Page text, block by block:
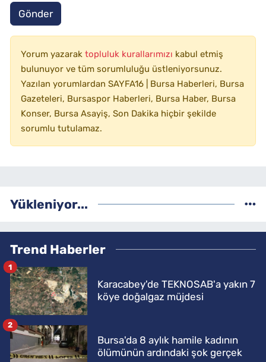
Gönder
Yorum yazarak topluluk kurallarımızı kabul etmiş
bulunuyor ve tüm sorumluluğu üstleniyorsunuz.
Yazılan yorumlardan SAYFA16 | Bursa Haberleri, Bursa
Gazeteleri, Bursaspor Haberleri, Bursa Haber, Bursa
Konser, Bursa Asayiş, Son Dakika hiçbir şekilde
sorumlu tutulamaz.
Yükleniyor...
Trend Haberler
Karacabey'de TEKNOSAB'a yakın 7
köye doğalgaz müjdesi
1
Bursa'da 8 aylık hamile kadının
ölümünün ardındaki şok gerçek
2